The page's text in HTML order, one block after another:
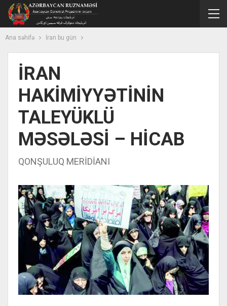
Ana səhifə İran bu gün
İRAN
HAKİMİYYƏTİNİN
TALEYÜKLÜ
MƏSƏLƏSİ – HİCAB
QONŞULUQ MERİDİANI